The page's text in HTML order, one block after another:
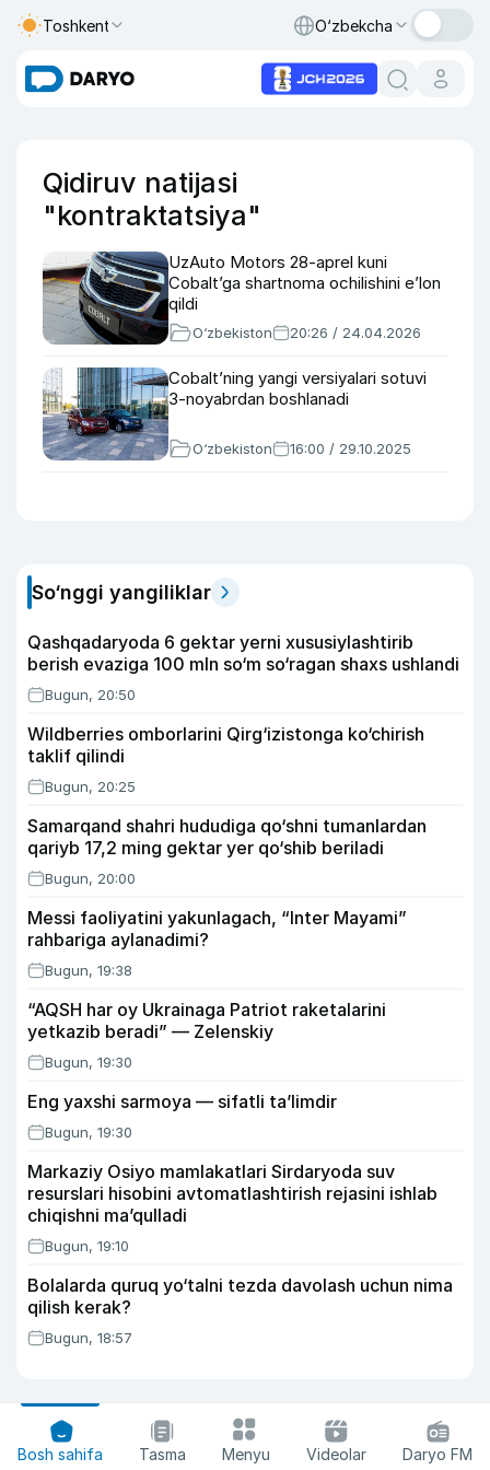
Toshkent O‘zbekcha
Qidiruv natijasi
"kontraktatsiya"
UzAuto Motors 28-aprel kuni
Cobalt’ga shartnoma ochilishini eʼlon
qildi
O‘zbekiston 20:26 / 24.04.2026
Cobalt’ning yangi versiyalari sotuvi
3-noyabrdan boshlanadi
O‘zbekiston 16:00 / 29.10.2025
So‘nggi yangiliklar
Qashqadaryoda 6 gektar yerni xususiylashtirib
berish evaziga 100 mln so‘m so‘ragan shaxs ushlandi
Bugun, 20:50
Wildberries omborlarini Qirg‘izistonga ko‘chirish
taklif qilindi
Bugun, 20:25
Samarqand shahri hududiga qo‘shni tumanlardan
qariyb 17,2 ming gektar yer qo‘shib beriladi
Bugun, 20:00
Messi faoliyatini yakunlagach, “Inter Mayami”
rahbariga aylanadimi?
Bugun, 19:38
“AQSH har oy Ukrainaga Patriot raketalarini
yetkazib beradi” — Zelenskiy
Bugun, 19:30
Eng yaxshi sarmoya — sifatli ta’limdir
Bugun, 19:30
Markaziy Osiyo mamlakatlari Sirdaryoda suv
resurslari hisobini avtomatlashtirish rejasini ishlab
chiqishni ma’qulladi
Bugun, 19:10
Bolalarda quruq yo‘talni tezda davolash uchun nima
qilish kerak?
Bugun, 18:57
Bosh sahifa Tasma Menyu Videolar Daryo FM